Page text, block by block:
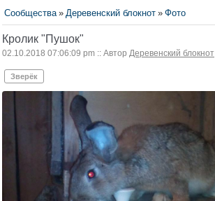
Сообщества » Деревенский блокнот » Фото
Кролик "Пушок"
02.10.2018 07:06:09 pm :: Автор Деревенский блокнот
Зверёк